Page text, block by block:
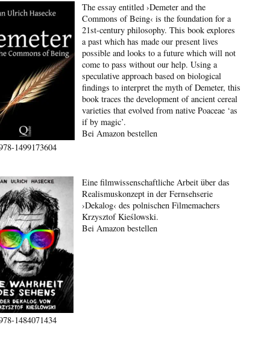
1499173604
The essay entitled ›Demeter and the
Commons of Being‹ is the foundation for a
21st-century philosophy. This book explores
a past which has made our present lives
possible and looks to a future which will not
come to pass without our help. Using a
speculative approach based on biological
findings to interpret the myth of Demeter, this
book traces the development of ancient cereal
varieties that evolved from native Poaceae ‘as
if by magic’.
Bei Amazon bestellen
1484071434
Eine filmwissenschaftliche Arbeit über das
Realismuskonzept in der Fernsehserie
›Dekalog‹ des polnischen Filmemachers
Krzysztof Kieślowski.
Bei Amazon bestellen